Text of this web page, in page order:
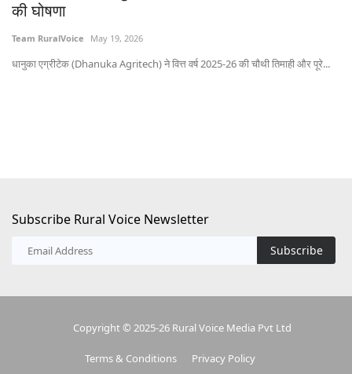
की घोषणा
Team RuralVoice May 19, 2026
धानुका एग्रीटेक (Dhanuka Agritech) ने वित्त वर्ष 2025-26 की चौथी तिमाही और पूरे...
Subscribe Rural Voice Newsletter
Subscribe
Copyright © 2025-26 Rural Voice Media Pvt Ltd
Terms & Conditions Privacy Policy